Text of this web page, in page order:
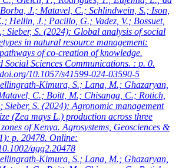
J.; Matavel, C.; Schlindwein, S.; Ison,
Hellin, J.; Pacillo, G.; Vadez, V.; Bossuet,
Sieber, S. (2024): Global analysis of social
in natural resource management:
of co-creation of knowledge.
Social Sciences Communications. : p. 0.
10.1057/s41599-024-03590-5
Kimura, S.; Lana, M.; Ghazaryan,
C.; Boitt, M.; Chisanga, C.; Rotich,
S. (2024): Agronomic management
(Zea mays L.) production across three
of Kenya. Agrosystems, Geosciences &
p. 20478. Online:
agg2.20478
Kimura, S.; Lana, M.; Ghazaryan,